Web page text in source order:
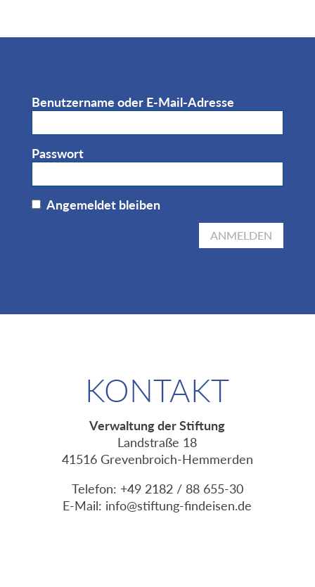
Benutzername oder E-Mail-Adresse
Passwort
Angemeldet bleiben
KONTAKT
Verwaltung der Stiftung
Landstraße 18
41516 Grevenbroich-Hemmerden
Telefon: +49 2182 / 88 655-30
E-Mail: info@stiftung-findeisen.de